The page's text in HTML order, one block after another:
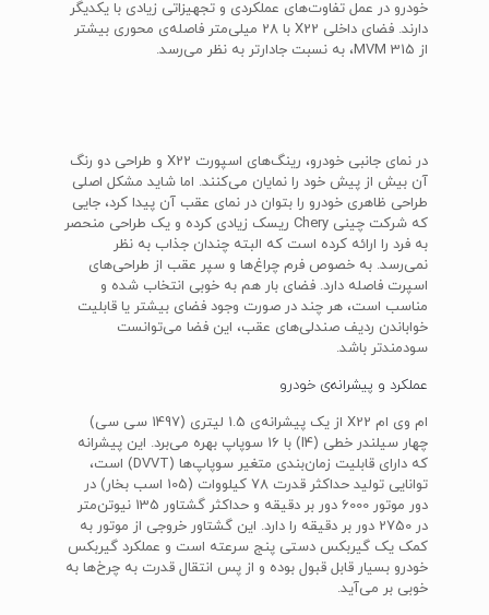
خودرو در عمل تفاوت‌های عملکردی و تجهیزاتی زیادی با یکدیگر
دارند. فضای داخلی X22 با 28 میلی‌متر فاصله‌ی محوری بیشتر
از MVM 315، به نسبت جادارتر به نظر می‌رسد.
در نمای جانبی خودرو، رینگ‌های اسپورت X22 و طراحی دو رنگ
آن بیش از پیش خود را نمایان می‌کنند. اما شاید مشکل اصلی
طراحی ظاهری خودرو را بتوان در نمای عقب آن پیدا کرد، جایی
که شرکت چینی Chery ریسک زیادی کرده و یک طراحی منحصر
به فرد را ارائه کرده است که البته چندان جذاب به نظر
نمی‌رسد. به خصوص فرم چراغ‌ها و سپر عقب از طراحی‌های
اسپرت فاصله دارد. فضای بار هم به خوبی انتخاب شده و
مناسب است، هر چند در صورت وجود فضای بیشتر یا قابلیت
خواباندن ردیف صندلی‌های عقب، این فضا می‌توانست
سودمندتر باشد.
عملکرد و پیشرانه‌ی خودرو
ام وی ام X22 از یک پیشرانه‌ی 1.5 لیتری (1497 سی سی)
چهار سیلندر خطی (I4) با 16 سوپاپ بهره می‌برد. این پیشرانه
که دارای قابلیت زمان‌بندی متغیر سوپاپ‌ها (DVVT) است،
توانایی تولید حداکثر قدرت 78 کیلووات (105 اسب بخار) در
دور موتور 6000 دور بر دقیقه و حداکثر گشتاور 135 نیوتن‌متر
در 2750 دور بر دقیقه را دارد. این گشتاور خروجی از موتور به
کمک یک گیربکس دستی پنج سرعته است و عملکرد گیربکس
خودرو بسیار قابل قبول بوده و از پس انتقال قدرت به چرخ‌ها به
خوبی بر می‌آید.